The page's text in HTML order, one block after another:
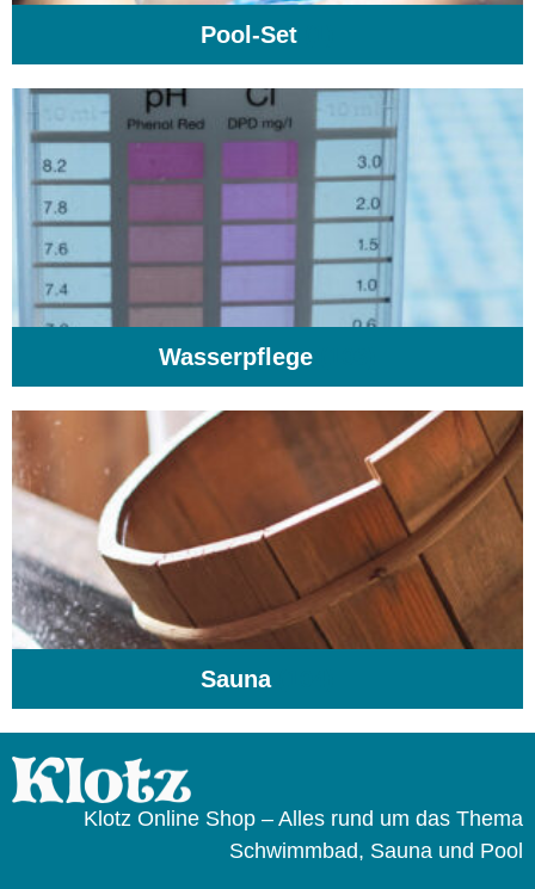
Pool-Set
Wasserpflege
Sauna
Klotz Online Shop – Alles rund um das Thema
Schwimmbad, Sauna und Pool